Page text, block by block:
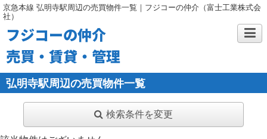
京急本線 弘明寺駅周辺の売買物件一覧｜フジコーの仲介（富士工業株式会
社）
フジコーの仲介
売買・賃貸・管理
弘明寺駅周辺の売買物件一覧
検索条件を変更